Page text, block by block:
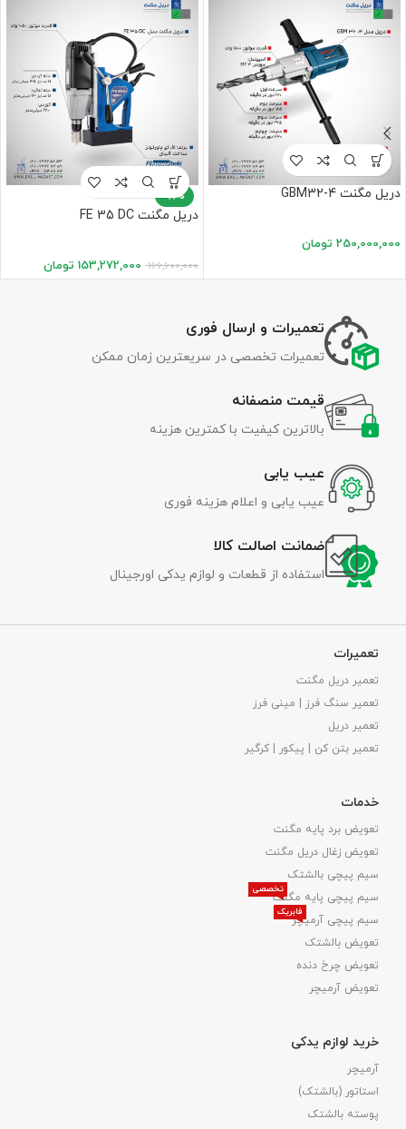
دریل مگنت GBM32-4
250,000,000 تومان
-8%
دریل مگنت FE 35 DC
166,600,000
153,272,000 تومان
تعمیرات و ارسال فوری
تعمیرات تخصصی در سریعترین زمان ممکن
قیمت منصفانه
بالاترین کیفیت با کمترین هزینه
عیب یابی
عیب یابی و اعلام هزینه فوری
ضمانت اصالت کالا
استفاده از قطعات و لوازم یدکی اورجینال
تعمیرات
تعمیر دریل مگنت
تعمیر سنگ فرز | مینی فرز
تعمیر دریل
تعمیر بتن کن | پیکور | کرگیر
خدمات
تعویض برد پایه مگنت
تعویض زغال دریل مگنت
سیم پیچی بالشتک
سیم پیچی پایه مگنت
تخصصی
سیم پیچی آرمیچر
فابریک
تعویض بالشتک​
تعویض چرخ دنده
تعویض آرمیچر
خرید لوازم یدکی
آرمیچر
استاتور (بالشتک)
پوسته بالشتک